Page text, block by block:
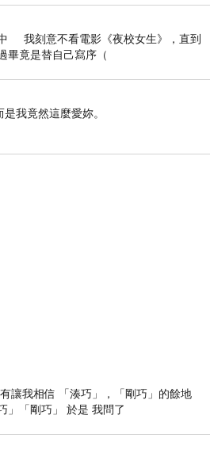
中 我刻意不看電影《夜校女生》，直到
畢竟是替自己寫序（
我竟然這麼愛妳。
讓我相信 「湊巧」，「剛巧」的餘地
」「剛巧」 於是 我問了